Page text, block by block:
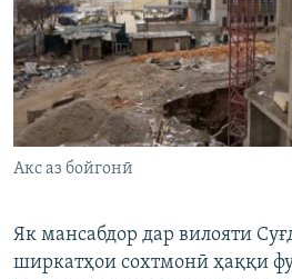
Акс аз бойгонӣ
Як мансабдор дар вилояти
ширкатҳои сохтмонӣ ҳаққи